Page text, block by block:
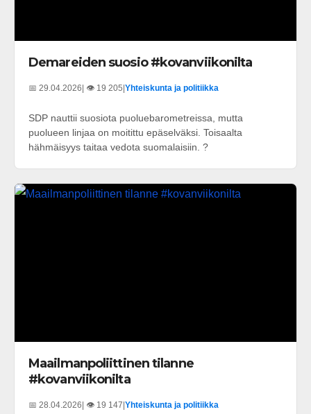
Demareiden suosio #kovanviikonilta
📅 29.04.2026 | 👁️ 19 205 Yhteiskunta ja politiikka
SDP nauttii suosiota puoluebarometreissa, mutta
puolueen linjaa on moitittu epäselväksi. Toisaalta
hähmäisyys taitaa vedota suomalaisiin. ?
Maailmanpoliittinen tilanne
#kovanviikonilta
📅 28.04.2026 | 👁️ 19 147 Yhteiskunta ja politiikka